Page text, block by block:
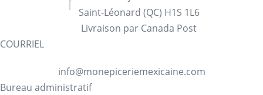
Saint-Léonard (QC) H1S 1L6
Livraison par Canada Post
COURRIEL
info@monepiceriemexicaine.com
Bureau administratif